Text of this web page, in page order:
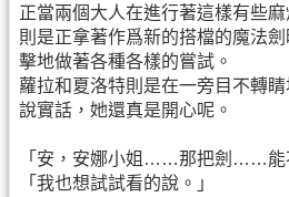
正當兩個大人在進行著這樣有些
則是正拿著作爲新的搭檔的魔法
擊地做著各種各樣的嘗試。
蘿拉和夏洛特則是在一旁目不轉睛
說實話，她還真是開心呢。
「安，安娜小姐……那把劍……能
「我也想試試看的說。」